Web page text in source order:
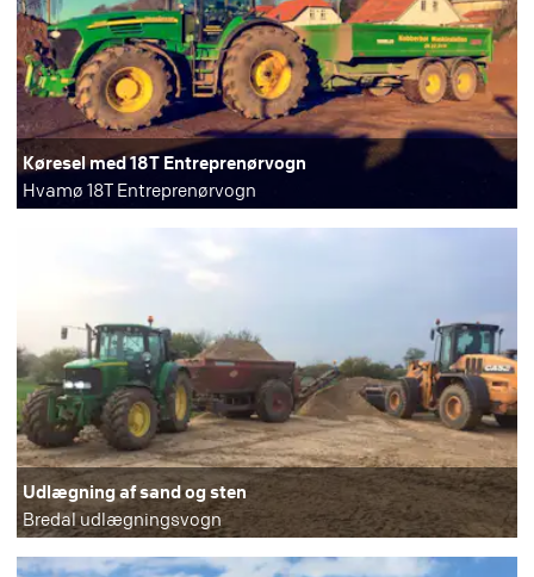
Køresel med 18T Entreprenørvogn
Hvamø 18T Entreprenørvogn
Udlægning af sand og sten
Bredal udlægningsvogn